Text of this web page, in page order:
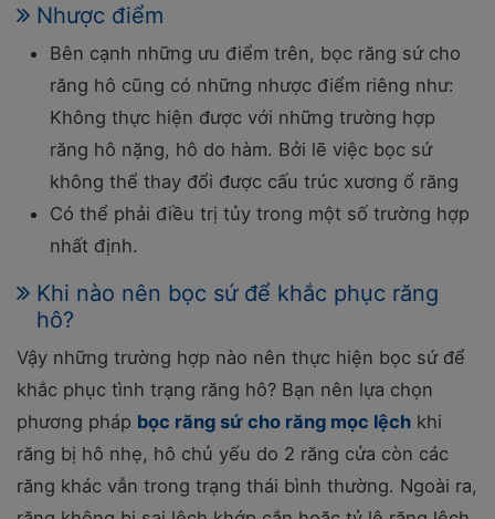
Nhược điểm
Bên cạnh những ưu điểm trên, bọc răng sứ cho
răng hô cũng có những nhược điểm riêng như:
Không thực hiện được với những trường hợp
răng hô nặng, hô do hàm. Bởi lẽ việc bọc sứ
không thể thay đổi được cấu trúc xương ổ răng
Có thể phải điều trị tủy trong một số trường hợp
nhất định.
Khi nào nên bọc sứ để khắc phục răng
hô?
Vậy những trường hợp nào nên thực hiện bọc sứ để
khắc phục tình trạng răng hô? Bạn nên lựa chọn
phương pháp bọc răng sứ cho răng mọc lệch khi
răng bị hô nhẹ, hô chủ yếu do 2 răng cửa còn các
răng khác vẫn trong trạng thái bình thường. Ngoài ra,